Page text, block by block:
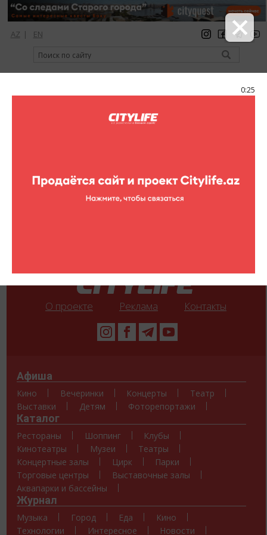
0:25
AZ | EN
регистрация вход Citylife Magazine
О проекте Реклама Контакты
Афиша
Кино Вечеринки Концерты
Театр
Выставки
Детям Фоторепортажи
Каталог
Рестораны Шоппинг
Клубы
Кинотеатры
Музеи
Театры
Концертные залы
Цирк
Парки
Торговые центры
Выставочные залы
Аквапарки и бассейны
Журнал
Музыка Город Еда
Кино
Технологии
Интересное Новости